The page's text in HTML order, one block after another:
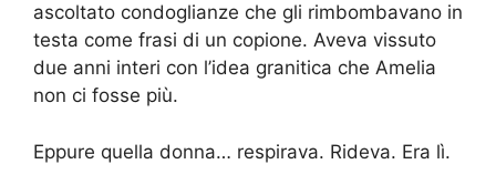
ascoltato condoglianze che gli rimbombavano in
testa come frasi di un copione. Aveva vissuto
due anni interi con l’idea granitica che Amelia
non ci fosse più.
Eppure quella donna… respirava. Rideva. Era lì.